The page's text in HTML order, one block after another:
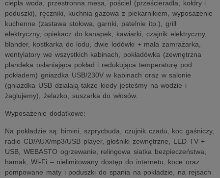
ciepła woda, przestronna mesa, pościel (prześcieradła, kołdry i
poduszki), ręczniki, kuchnia gazowa z piekarnikiem, wyposażenie
kuchenne (zastawa stołowa, garnki, patelnie itp.), grill
elektryczny, opiekacz do kanapek, kawiarki, czajnik elektryczny,
blander, kostkarka do lodu, dwie lodówki + mała zamrażarka,
wentylatory we wszystkich kabinach, pokładówka (zewnętrzna
plandeka osłaniająca pokład i redukująca temperaturę pod
pokładem) gniazdka USB/230V w kabinach oraz w salonie
(gniazdka USB działają także kiedy jesteśmy na wodzie i
żaglujemy), żelazko, suszarka do włosów.
Wyposażenie dodatkowe:
Na pokładzie są: bimini, szprycbuda, czujnik czadu, koc gaśniczy,
radio CD/AUX/mp3/USB player, głośniki zewnętrzne, LED TV +
USB, WEBASTO ogrzewanie, relingowa siatka bezpieczeństwa,
hamak, Wi-Fi – nielimitowany dostęp do internetu, koce oraz
pompowane maty i poduszki do spania na pokładzie, na rejsach